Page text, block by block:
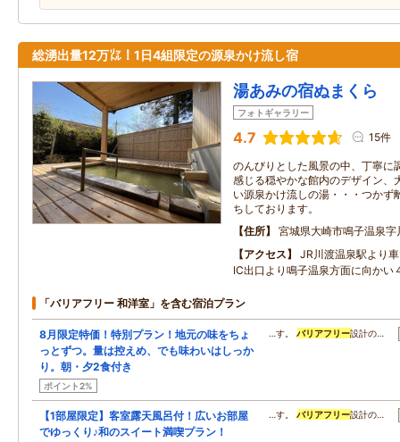
総湧出量12万㍑！1日4組限定の源泉かけ流し宿
湯あみの宿ぬまくら
フォトギャラリー
4.7 15件
のんびりとした風景の中、丁寧に
感じる穏やかな館内のデザイン、
い源泉かけ流しの湯・・・つかず
ちしております。
住所
宮城県大崎市鳴子温泉字
アクセス
JR川渡温泉駅より
IC出口より鳴子温泉方面に向かい
「バリアフリー 和洋室」を含む宿泊プラン
8月限定特価！特別プラン！地元の味をちょ
っとずつ。量は控えめ、でも味わいはしっか
り。朝・夕2食付き
ポイント2%
…す。バリアフリー設計の…
【1部屋限定】客室露天風呂付！広いお部屋
でゆっくり♪和のスイート満喫プラン！
…す。バリアフリー設計の…